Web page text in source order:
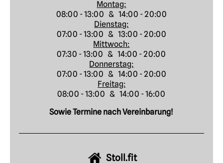
Montag:
08:00 - 13:00 & 14:00 - 20:00
Dienstag:
07:00 - 13:00 & 13:00 - 20:00
Mittwoch:
07:30 - 13:00 & 14:00 - 20:00
Donnerstag:
07:00 - 13:00 & 14:00 - 20:00
Freitag:
08:00 - 13:00 & 14:00 - 16:00
Sowie Termine nach Vereinbarung!
Stoll.fit